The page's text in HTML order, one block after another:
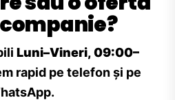
Luni–Vineri, 09:00–
rapid pe telefon și pe